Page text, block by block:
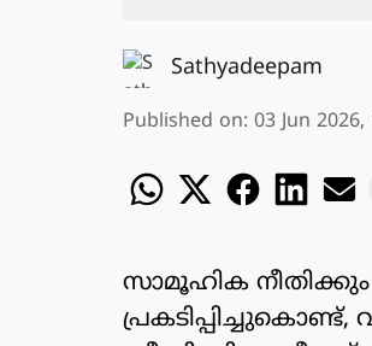
Sathyadeepam
Published on: 03 Jun
സാമൂഹിക